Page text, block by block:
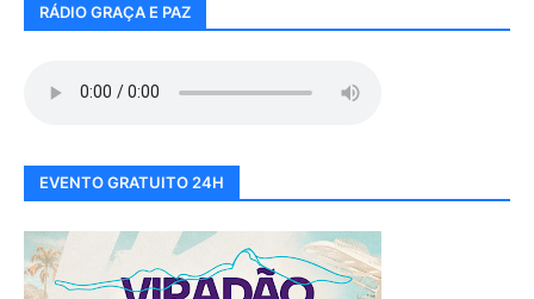
RÁDIO GRAÇA E PAZ
EVENTO GRATUITO 24H